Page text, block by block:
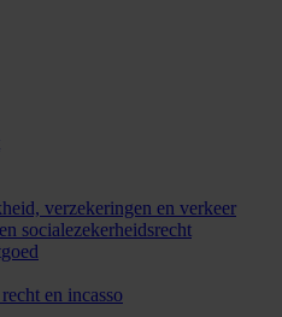
verzekeringen en verkeer
socialezekerheidsrecht
en incasso